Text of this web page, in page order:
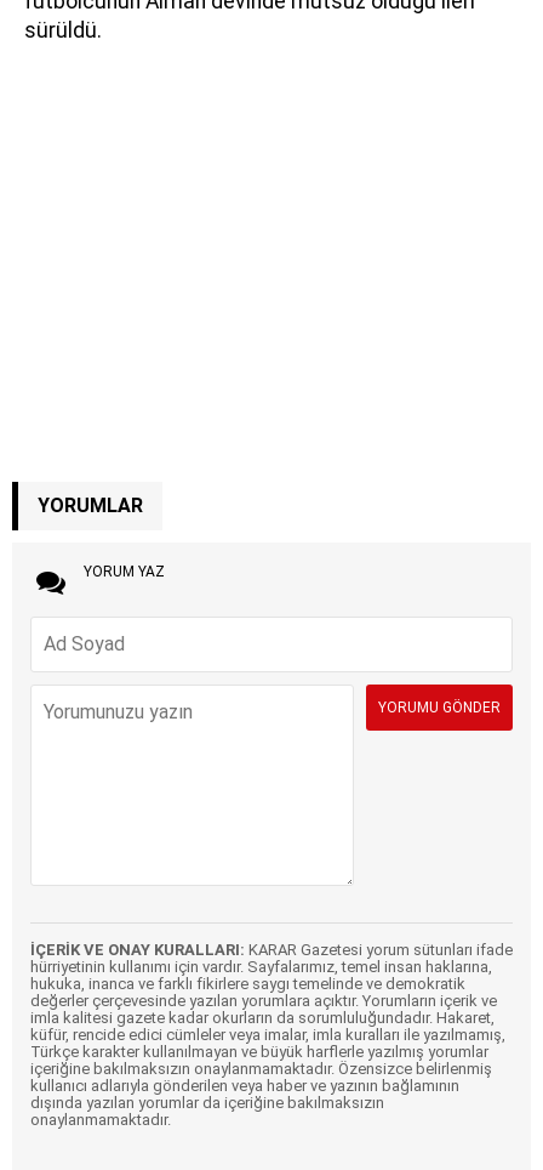
sürüldü.
YORUMLAR
YORUM YAZ
İÇERİK VE ONAY KURALLARI: KARAR Gazetesi yorum sütunları ifade
hürriyetinin kullanımı için vardır. Sayfalarımız, temel insan haklarına,
hukuka, inanca ve farklı fikirlere saygı temelinde ve demokratik
değerler çerçevesinde yazılan yorumlara açıktır. Yorumların içerik ve
imla kalitesi gazete kadar okurların da sorumluluğundadır. Hakaret,
küfür, rencide edici cümleler veya imalar, imla kuralları ile yazılmamış,
Türkçe karakter kullanılmayan ve büyük harflerle yazılmış yorumlar
içeriğine bakılmaksızın onaylanmamaktadır. Özensizce belirlenmiş
kullanıcı adlarıyla gönderilen veya haber ve yazının bağlamının
dışında yazılan yorumlar da içeriğine bakılmaksızın
onaylanmamaktadır.